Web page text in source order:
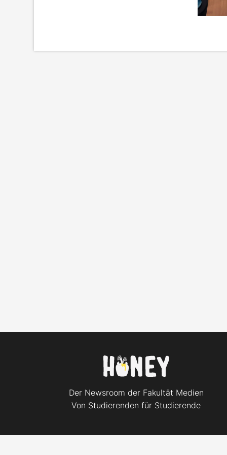
Der Newsroom der Fakultät Medien
Von Studierenden für Studierende